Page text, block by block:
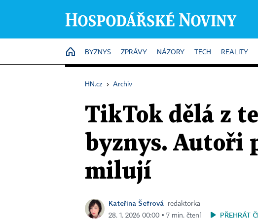
HOME
BYZNYS ZPRÁVY NÁZORY TECH REALITY
HN.cz › Archiv
TikTok dělá z
byznys. Autoři
milují
Kateřina Šefrová
redaktorka
28. 1. 2026 00:00 ▪ 7 min. čtení
PŘEHRÁT